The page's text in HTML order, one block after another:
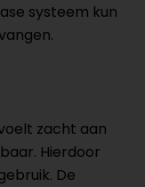
systeem kun
zacht aan
Hierdoor
De